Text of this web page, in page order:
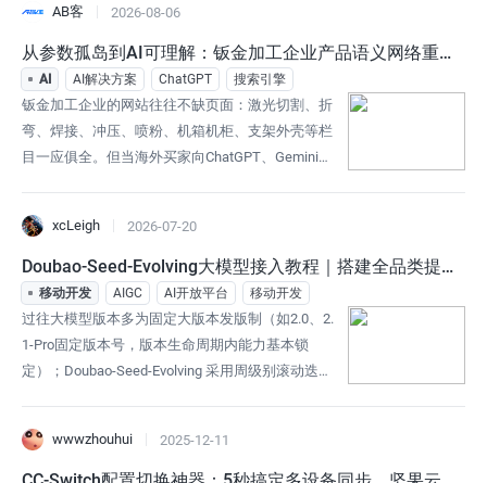
方案、代码调试或提示词优化的用户都清楚，历史
对话里积累的远不止聊天记录，而是已经过打磨、
可复用的工作资料。真正需要关心的不是“能不能导
出来”，而是“导出来后还能不能用”。导出之
AB客 2026-08-06
从参数孤岛到AI可理解：钣金加工企业产品语义网络重建
实录
AI AI解决方案 ChatGPT 搜索引擎
钣金加工企业的网站往往不缺页面：激光切割、折
弯、焊接、冲压、喷粉、机箱机柜、支架外壳等栏
目一应俱全。但当海外买家向ChatGPT、Gemini或
页，而是网页之间没有形成足以支撑供应商判断的
语义关系。本文以一个匿名化项目为原型，复盘AB
客如何将分散的产品参数、加工工艺、应用场景和
质量证据，重构为A
xcLeigh 2026-07-20
Doubao-Seed-Evolving大模型接入教程｜搭建全品类提示
词+AI工具导航网页
移动开发 AIGC AI开放平台 移动开发
过往大模型版本多为固定大版本发版制（如2.0、2.
1-Pro固定版本号，版本生命周期内能力基本锁
定）；Doubao-Seed-Evolving 采用周级别滚动迭代
划、多模态串联、复杂任务拆解等核心能力。开发
者无需手动切换新模型接口、不用更换调用接入地
wwwzhouhui 2025-12-11